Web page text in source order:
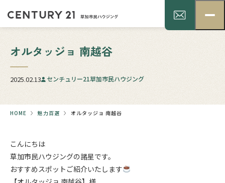
オルタッジョ 南越谷
2025.02.13 センチュリー21草加市民ハウジング
HOME 魅力百選 オルタッジョ 南越谷
こんにちは
草加市民ハウジングの諸星です。
おすすめスポットご紹介いたします